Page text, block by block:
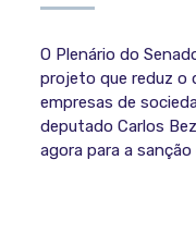
O Plenário do
projeto que reduz o
empresas de
deputado Carlos
agora para a sanção